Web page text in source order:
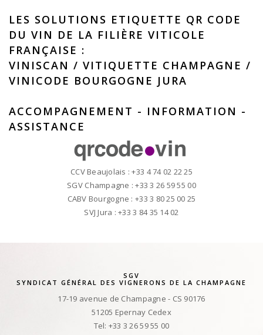
LES SOLUTIONS ETIQUETTE QR CODE
DU VIN DE LA FILIÈRE VITICOLE
FRANÇAISE :
VINISCAN / VITIQUETTE CHAMPAGNE /
VINICODE BOURGOGNE JURA
ACCOMPAGNEMENT - INFORMATION -
ASSISTANCE
CCV Beaujolais : +33 4 74 02 22 25
SGV Champagne : +33 3 26 59 55 00
CABV Bourgogne : +33 3 80 25 00 25
SVJ Jura : +33 3 84 35 14 02
SGV
SYNDICAT GÉNÉRAL DES VIGNERONS DE LA CHAMPAGNE
17-19 avenue de Champagne - CS 90176
51205 Epernay Cedex
Tel: +33 3 26 59 55 00